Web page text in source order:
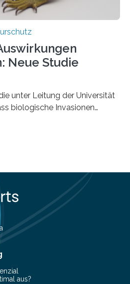
Neue Studie
unter Leitung der Universität
biologische Invasionen
der durch invasive
Boden, klingen mit
Invasionen oft ab. Die
der Entscheidung helfen, wann
sollte und wann eine
sinnvoller ist. Biologische
nicht…
aus?